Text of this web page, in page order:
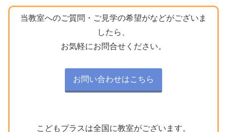
当教室へのご質問・ご見学の希望がなどがございま
したら、
お気軽にお問合せください。
お問い合わせはこちら
こどもプラスは全国に教室がございます。